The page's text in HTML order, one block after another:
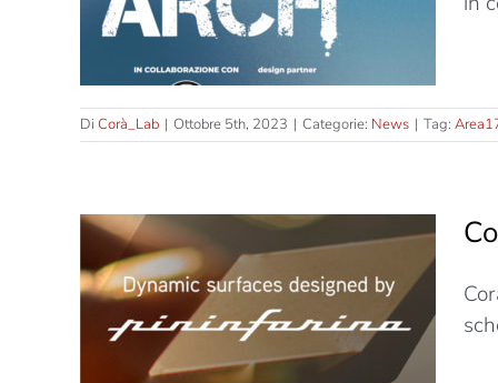
Di Corà_Lab | Ottobre 5th, 2023 | Categorie: News | Tag: